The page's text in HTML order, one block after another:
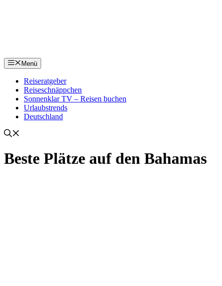
Menü
Reiseratgeber
Reiseschnäppchen
Sonnenklar TV – Reisen buchen
Urlaubstrends
Deutschland
Beste Plätze auf den Bahamas